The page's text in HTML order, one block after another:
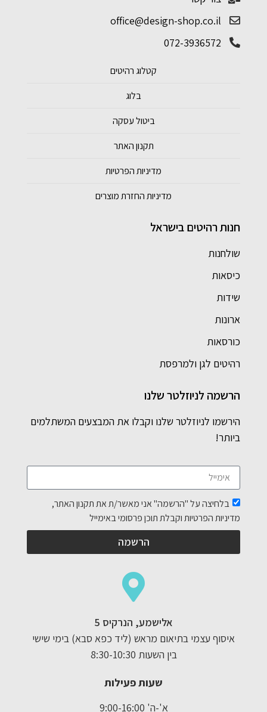
office@design-shop.co.il
072-3936572
קטלוג רהיטים
בלוג
ביטול עסקה
תקנון האתר
מדיניות הפרטיות
מדיניות החזרת מוצרים
חנות רהיטים בישראל
שולחנות
כיסאות
שידות
ארונות
כורסאות
רהיטים לגן ולמרפסת
הרשמה לניוזלטר שלנו
הירשמו לניוזלטר שלנו וקבלו את המבצעים המשתלמים
ביותר!
בלחיצה על "הרשמה" אני מאשר/ת את תקנון האתר,
מדיניות הפרטיות וקבלת תוכן פרסומי באימייל
הרשמה
אלישמע, הנרקיס 5
איסוף עצמי בתיאום מראש (ליד כפא סבא) בימי שישי
בין השעות 8:30-10:30
שעות פעילות
א'-ה' 9:00-16:00